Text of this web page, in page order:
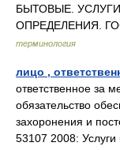
БЫТОВЫЕ.
ОПРЕДЕЛЕНИЯ.
терминология
лицо ,
ответственное за
обязательство
захоронения и
53107 2008: